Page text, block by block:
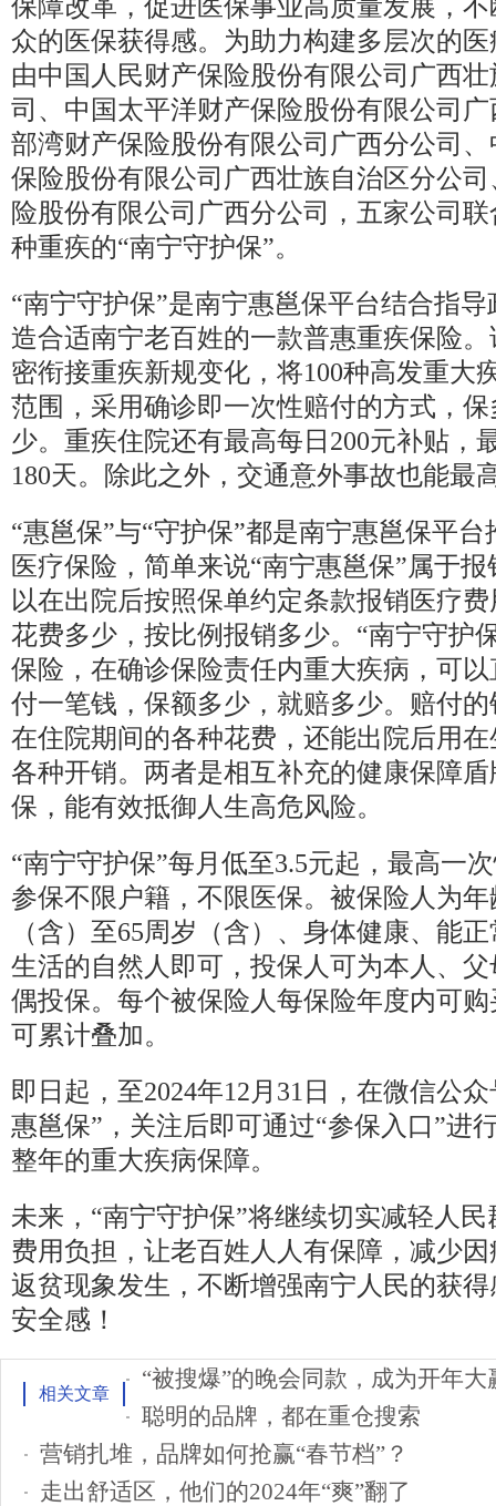
保障改革，促进医保事业高质量发展，
众的医保获得感。为助力构建多层次的
由中国人民财产保险股份有限公司广西
司、中国太平洋财产保险股份有限公司
部湾财产保险股份有限公司广西分公司
保险股份有限公司广西壮族自治区分公
险股份有限公司广西分公司，五家公司
种重疾的“南宁守护保”。
“南宁守护保”是南宁惠邕保平台结合指
造合适南宁老百姓的一款普惠重疾保险
密衔接重疾新规变化，将100种高发重大
范围，采用确诊即一次性赔付的方式，
少。重疾住院还有最高每日200元补贴，
180天。除此之外，交通意外事故也能最
“惠邕保”与“守护保”都是南宁惠邕保平
医疗保险，简单来说“南宁惠邕保”属于
以在出院后按照保单约定条款报销医疗
花费多少，按比例报销多少。“南宁守护
保险，在确诊保险责任内重大疾病，可
付一笔钱，保额多少，就赔多少。赔付
在住院期间的各种花费，还能出院后用
各种开销。两者是相互补充的健康保障
保，能有效抵御人生高危风险。
“南宁守护保”每月低至3.5元起，最高一
参保不限户籍，不限医保。被保险人为年
（含）至65周岁（含）、身体健康、能
生活的自然人即可，投保人可为本人、
偶投保。每个被保险人每保险年度内可
可累计叠加。
即日起，至2024年12月31日，在微信公
惠邕保”，关注后即可通过“参保入口”进
整年的重大疾病保障。
未来，“南宁守护保”将继续切实减轻人
费用负担，让老百姓人人有保障，减少
返贫现象发生，不断增强南宁人民的获
安全感！
相关文章
“被搜爆”的晚会同款，成为开年大
聪明的品牌，都在重仓搜索
营销扎堆，品牌如何抢赢“春节档”？
走出舒适区，他们的2024年“爽”翻了